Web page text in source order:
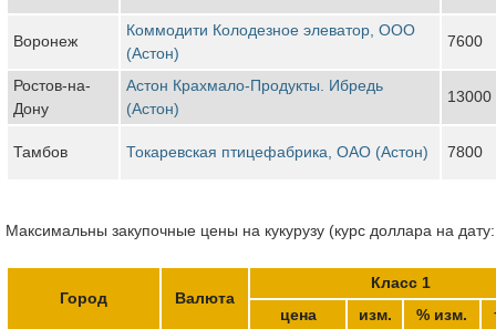
Воронеж
Коммодити Колодезное элеватор, ООО
(Астон)
7600
Ростов-на-
Дону
Астон Крахмало-Продукты. Ибредь
(Астон)
13000
Тамбов Токаревская птицефабрика, ОАО (Астон) 7800
Максимальны закупочные цены на кукурузу (курс доллара на
Город Валюта
Класс 1
цена
изм. % изм.